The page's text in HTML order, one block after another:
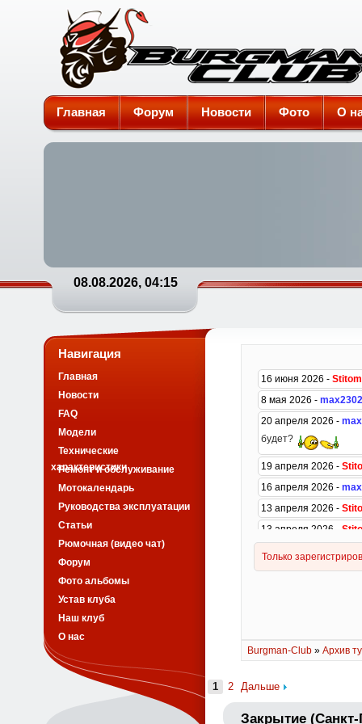
Burgman-Club
Главная Форум Новости Фото О
08.08.2026, 04:15
Burgman-Club» Архив
1 2 Дальше
Закрытие (Санкт-
Навигация
Главная
Новости
FAQ
Модели
Технические
характеристики
Ремонт и обслуживание
Мотокалендарь
Руководства эксплуатации
Статьи
Рюмочная (видео чат)
Форум
Фото альбомы
Устав клуба
Наш клуб
О нас